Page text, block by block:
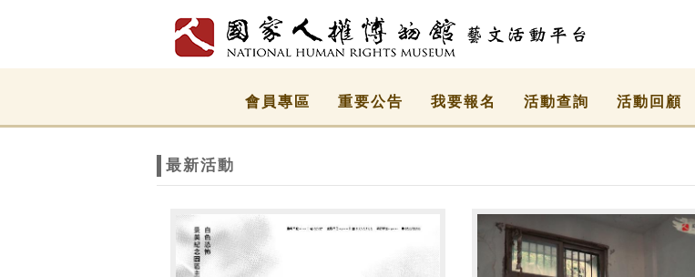
會員專區 重要公告 我要報名 活動查詢 活動回顧
最新活動